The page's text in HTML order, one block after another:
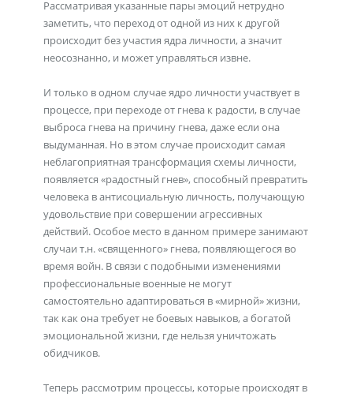
Рассматривая указанные пары эмоций нетрудно
заметить, что переход от одной из них к другой
происходит без участия ядра личности, а значит
неосознанно, и может управляться извне.
И только в одном случае ядро личности участвует в
процессе, при переходе от гнева к радости, в случае
выброса гнева на причину гнева, даже если она
выдуманная. Но в этом случае происходит самая
неблагоприятная трансформация схемы личности,
появляется «радостный гнев», способный превратить
человека в антисоциальную личность, получающую
удовольствие при совершении агрессивных
действий. Особое место в данном примере занимают
случаи т.н. «священного» гнева, появляющегося во
время войн. В связи с подобными изменениями
профессиональные военные не могут
самостоятельно адаптироваться в «мирной» жизни,
так как она требует не боевых навыков, а богатой
эмоциональной жизни, где нельзя уничтожать
обидчиков.
Теперь рассмотрим процессы, которые происходят в